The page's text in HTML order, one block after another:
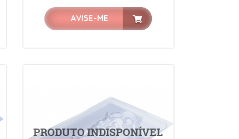
AVISE-ME